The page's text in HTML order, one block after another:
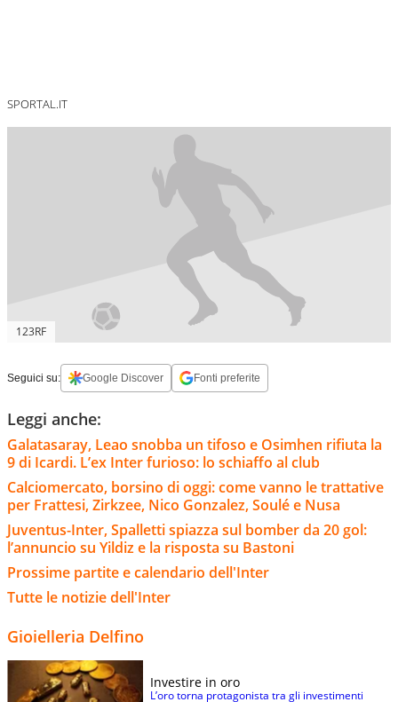
SPORTAL.IT
123RF
Seguici su: Google Discover Fonti preferite
Leggi anche:
Galatasaray, Leao snobba un tifoso e Osimhen rifiuta la
9 di Icardi. L’ex Inter furioso: lo schiaffo al club
Calciomercato, borsino di oggi: come vanno le trattative
per Frattesi, Zirkzee, Nico Gonzalez, Soulé e Nusa
Juventus-Inter, Spalletti spiazza sul bomber da 20 gol:
l’annuncio su Yildiz e la risposta su Bastoni
Prossime partite e calendario dell'Inter
Tutte le notizie dell'Inter
Gioielleria Delfino
Investire in oro
L’oro torna protagonista tra gli investimenti